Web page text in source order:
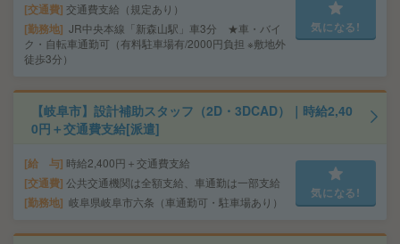
交通費 交通費支給（規定あり）
勤務地 JR中央本線「新森山駅」車3分 ★車・バイ
ク・自転車通勤可（有料駐車場有/2000円負担 ※敷地外
徒歩3分）
気になる!
【岐阜市】設計補助スタッフ（2D・3DCAD）｜時給2,40
0円＋交通費支給[派遣]
給 与 時給2,400円＋交通費支給
交通費 公共交通機関は全額支給、車通勤は一部支給
勤務地 岐阜県岐阜市六条（車通勤可・駐車場あり）
気になる!